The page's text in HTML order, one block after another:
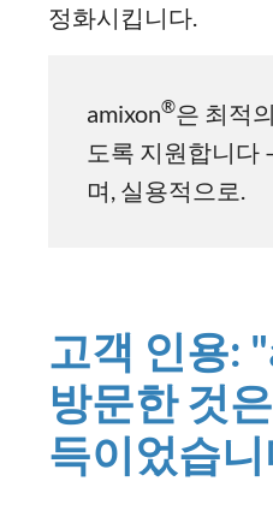
정화시킵니다.
amixon®은 최적
도록 지원합니다
며, 실용적으로.
고객 인용:
방문한 것
득이었습니